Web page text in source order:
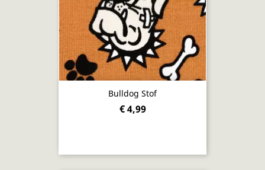
Bulldog Stof
€ 4,99